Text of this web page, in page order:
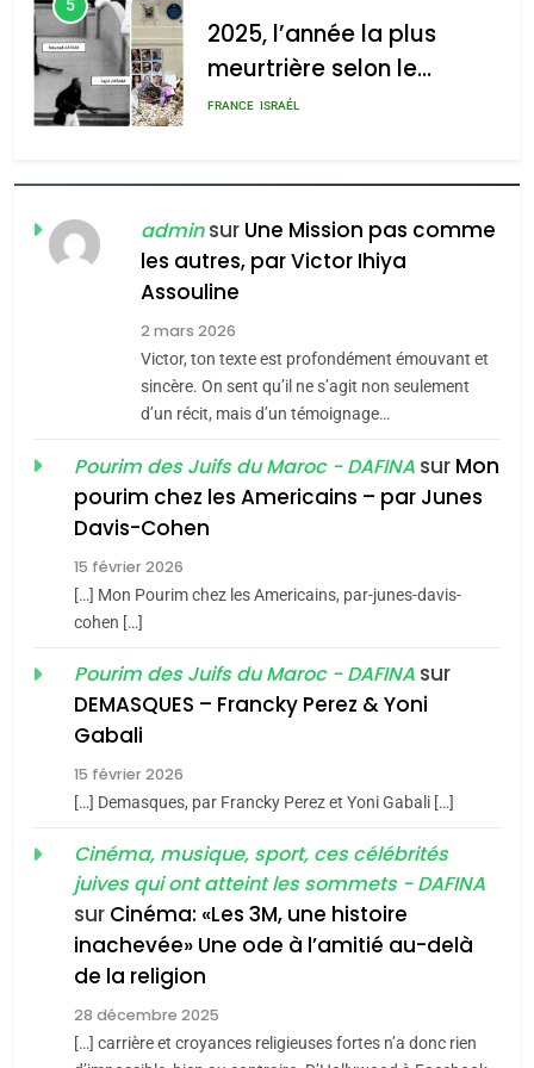
l’antisémitisme
admin 0
5
2025, l’année la plus
meurtrière selon le
rapport d’ADL contre
FRANCE ISRAÉL
FIÈRE, DIGNE ET RÉSILIENTE :
POURQUOI JE REVENDIQUE
MA JUDAÏTE par Thérèse
Zrihen-Dvir
ISRAÉL JUDAISME
CE QUI NOUS MANQUE –
Jacques Hadida
JUDAISME
Maroc : Les amandes de
Tafraout, le miel de Tadla
du terroir
Oeil ravageur – Vanessa
De Loya Stauber
«Tu dis génocide, je dis
guerre»: La nouvelle
chanson de Boy George
ISRAÉL JUDAISME
adminsur Une Mission pas comme
les autres, par Victor Ihiya
Assouline
2 mars 2026
Victor, ton texte est profondément émouvant et
sincère. On sent qu’il ne s’agit non seulement
d’un récit, mais d’un témoignage…
Pourim des Juifs du Maroc - DAFINA sur Mon
pourim chez les Americains – par Junes
Davis-Cohen
15 février 2026
[…] Mon Pourim chez les Americains, par-junes-davis-
cohen […]
Pourim des Juifs du Maroc - DAFINA sur
DEMASQUES – Francky Perez & Yoni
Gabali
15 février 2026
[…] Demasques, par Francky Perez et Yoni Gabali […]
Cinéma, musique, sport, ces célébrités
juives qui ont atteint les sommets - DAFINA
sur Cinéma: «Les 3M, une histoire
inachevée» Une ode à l’amitié au-delà
de la religion
28 décembre 2025
[…] carrière et croyances religieuses fortes n’a donc rien
meurtrière selon le rapport
l’antisémitisme
FIÈRE, DIGNE ET RÉSILIENTE :
POURQUOI JE REVENDIQUE
MA JUDAÏTE par Thérèse
Zrihen-Dvir
ISRAÉL